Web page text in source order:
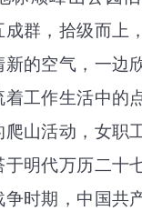
群，拾级而上
新的空气，一边
工作生活中的
山活动，女职
于明代万历二十
时期，中国共